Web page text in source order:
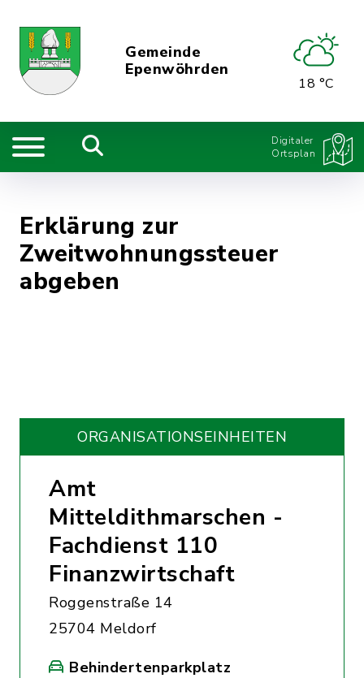
Gemeinde
Epenwöhrden
18 °C
Digitaler
Ortsplan
Erklärung zur
Zweitwohnungssteuer
abgeben
ORGANISATIONS­EINHEITEN
Amt
Mitteldithmarschen -
Fachdienst 110
Finanzwirtschaft
Roggenstraße 14
25704 Meldorf
Behindertenparkplatz